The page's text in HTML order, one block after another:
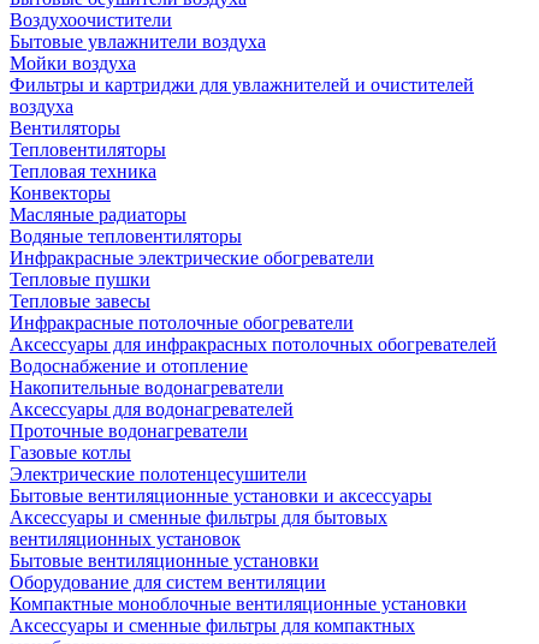
Воздухоочистители
Бытовые увлажнители воздуха
Мойки воздуха
Фильтры и картриджи для увлажнителей и очистителей
воздуха
Вентиляторы
Тепловентиляторы
Тепловая техника
Конвекторы
Масляные радиаторы
Водяные тепловентиляторы
Инфракрасные электрические обогреватели
Тепловые пушки
Тепловые завесы
Инфракрасные потолочные обогреватели
Аксессуары для инфракрасных потолочных обогревателей
Водоснабжение и отопление
Накопительные водонагреватели
Аксессуары для водонагревателей
Проточные водонагреватели
Газовые котлы
Электрические полотенцесушители
Бытовые вентиляционные установки и аксессуары
Аксессуары и сменные фильтры для бытовых
вентиляционных установок
Бытовые вентиляционные установки
Оборудование для систем вентиляции
Компактные моноблочные вентиляционные установки
Аксессуары и сменные фильтры для компактных